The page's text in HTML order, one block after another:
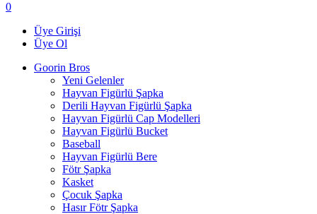
0
Üye Girişi
Üye Ol
Goorin Bros
Yeni Gelenler
Hayvan Figürlü Şapka
Derili Hayvan Figürlü Şapka
Hayvan Figürlü Cap Modelleri
Hayvan Figürlü Bucket
Baseball
Hayvan Figürlü Bere
Fötr Şapka
Kasket
Çocuk Şapka
Hasır Fötr Şapka